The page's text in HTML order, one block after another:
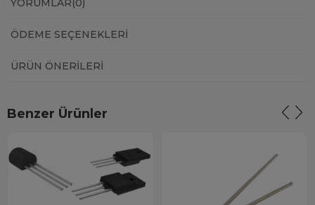
YORUMLAR(0)
ÖDEME SEÇENEKLERI
ÜRÜN ÖNERILERI
Benzer Ürünler